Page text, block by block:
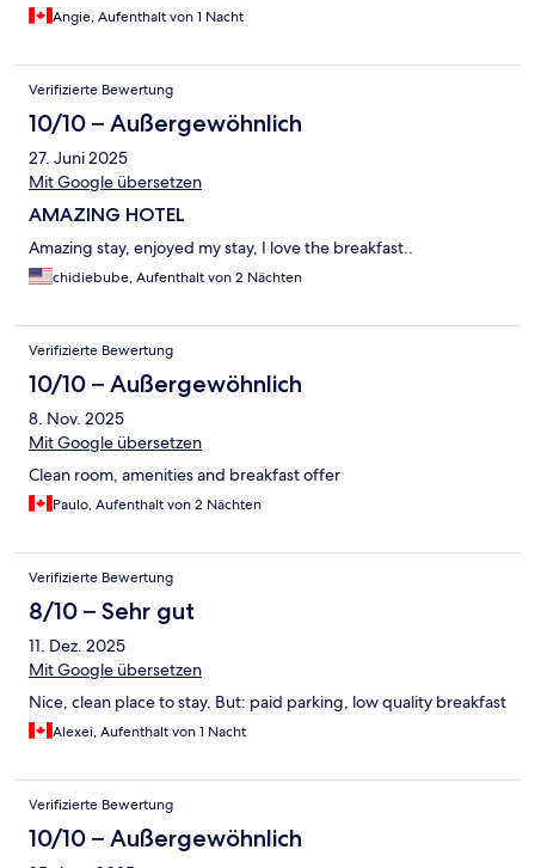
Angie, Aufenthalt von 1 Nacht
Verifizierte Bewertung
10/10 – Außergewöhnlich
27. Juni 2025
Mit Google übersetzen
AMAZING HOTEL
Amazing stay, enjoyed my stay, I love the breakfast..
chidiebube, Aufenthalt von 2 Nächten
Verifizierte Bewertung
10/10 – Außergewöhnlich
8. Nov. 2025
Mit Google übersetzen
Clean room, amenities and breakfast offer
Paulo, Aufenthalt von 2 Nächten
Verifizierte Bewertung
8/10 – Sehr gut
11. Dez. 2025
Mit Google übersetzen
Nice, clean place to stay. But: paid parking, low quality breakfast
Alexei, Aufenthalt von 1 Nacht
Verifizierte Bewertung
10/10 – Außergewöhnlich